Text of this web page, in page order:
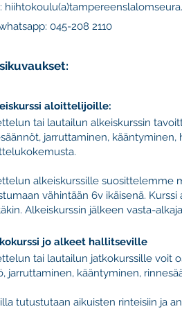
045-208 2110
aloittelijoille:
tai lautailun alkeiskurssin
jarruttaminen,
alkeiskurssille suosittelemme
vähintään 6v ikäisenä.
Alkeiskurssin jälkeen vasta-
jo alkeet hallitseville
tai lautailun jatkokurssille voit
jarruttaminen, kääntyminen,
tutustutaan aikuisten rinteisiin ja